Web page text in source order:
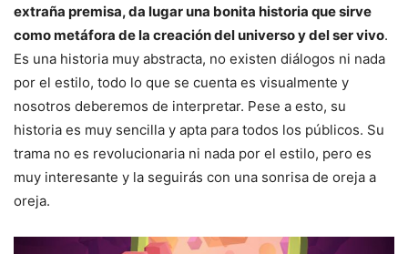
extraña premisa, da lugar una bonita historia que sirve
como metáfora de la creación del universo y del ser vivo.
Es una historia muy abstracta, no existen diálogos ni nada
por el estilo, todo lo que se cuenta es visualmente y
nosotros deberemos de interpretar. Pese a esto, su
historia es muy sencilla y apta para todos los públicos. Su
trama no es revolucionaria ni nada por el estilo, pero es
muy interesante y la seguirás con una sonrisa de oreja a
oreja.